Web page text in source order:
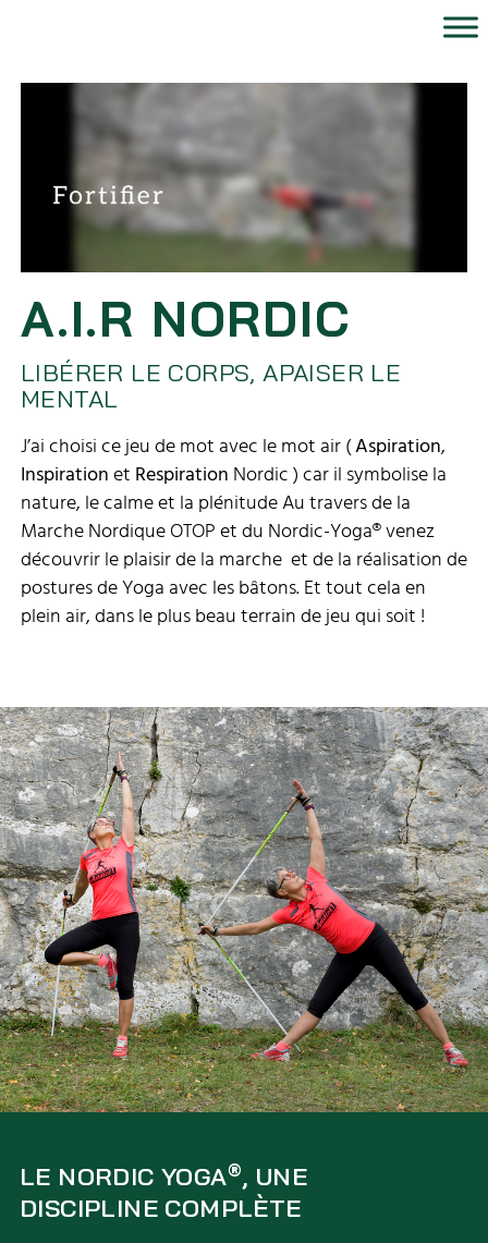
A.I.R NORDIC
LIBÉRER LE CORPS, APAISER LE
MENTAL
J’ai choisi ce jeu de mot avec le mot air (Aspiration,
Inspirationet Respiration Nordic ) car il symbolise la
nature, le calme et la plénitude Au travers de la
Marche Nordique OTOP et du Nordic-Yoga® venez
découvrir le plaisir de la marche et de la réalisation de
postures de Yoga avec les bâtons. Et tout cela en
plein air, dans le plus beau terrain de jeu qui soit !
LE NORDIC YOGA®, UNE
DISCIPLINE COMPLÈTE